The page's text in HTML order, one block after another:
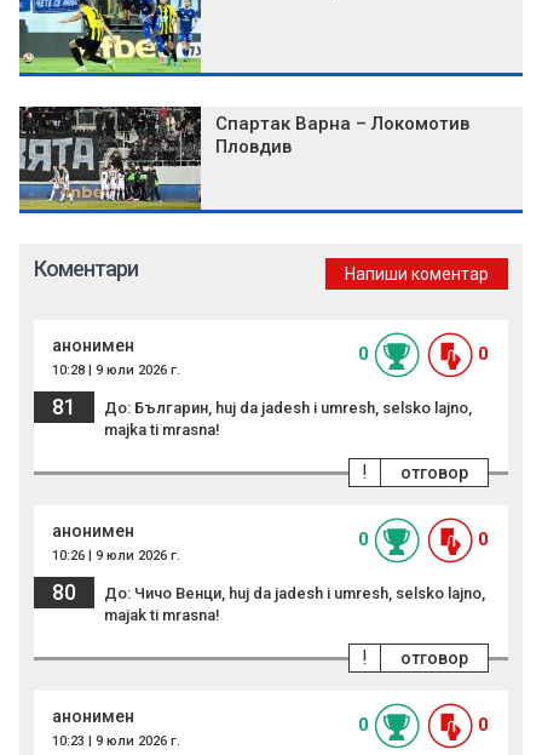
Спартак Варна – Локомотив
Пловдив
Коментари Напиши коментар
анонимен
10:28 | 9 юли 2026 г.
0 0
81
До: Българин, huj da jadesh i umresh, selsko lajno,
majka ti mrasna!
отговор
!
анонимен
10:26 | 9 юли 2026 г.
0 0
80
До: Чичо Венци, huj da jadesh i umresh, selsko lajno,
majak ti mrasna!
отговор
!
анонимен
10:23 | 9 юли 2026 г.
0 0